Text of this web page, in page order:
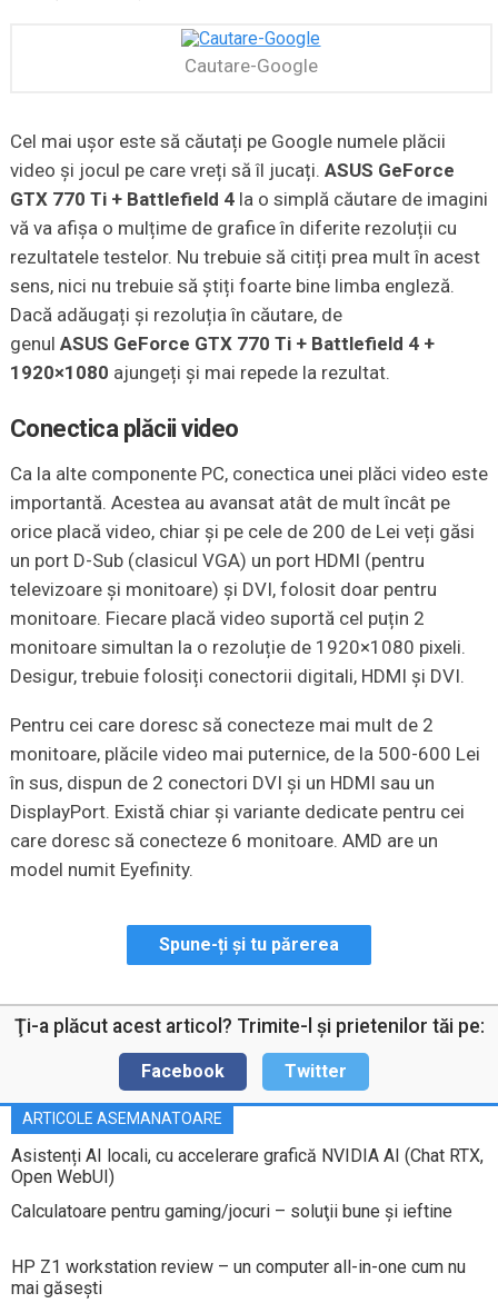
Cautare-Google
Cel mai ușor este să căutați pe Google numele plăcii
video și jocul pe care vreți să îl jucați. ASUS GeForce
GTX 770 Ti + Battlefield 4la o simplă căutare de imagini
vă va afișa o mulțime de grafice în diferite rezoluții cu
rezultatele testelor. Nu trebuie să citiți prea mult în acest
sens, nici nu trebuie să știți foarte bine limba engleză.
Dacă adăugați și rezoluția în căutare, de
genul ASUS GeForce GTX 770 Ti + Battlefield 4 +
1920×1080 ajungeți și mai repede la rezultat.
Conectica plăcii video
Ca la alte componente PC, conectica unei plăci video este
importantă. Acestea au avansat atât de mult încât pe
orice placă video, chiar și pe cele de 200 de Lei veți găsi
un port D-Sub (clasicul VGA) un port HDMI (pentru
televizoare și monitoare) și DVI, folosit doar pentru
monitoare. Fiecare placă video suportă cel puțin 2
monitoare simultan la o rezoluție de 1920×1080 pixeli.
Desigur, trebuie folosiți conectorii digitali, HDMI și DVI.
Pentru cei care doresc să conecteze mai mult de 2
monitoare, plăcile video mai puternice, de la 500-600 Lei
în sus, dispun de 2 conectori DVI și un HDMI sau un
DisplayPort. Există chiar și variante dedicate pentru cei
care doresc să conecteze 6 monitoare. AMD are un
model numit Eyefinity.
Spune-ți și tu părerea
Ţi-a plăcut acest articol? Trimite-l şi prietenilor tăi pe:
Facebook Twitter
ARTICOLE ASEMANATOARE
Asistenți AI locali, cu accelerare grafică NVIDIA AI (Chat RTX,
Open WebUI)
Calculatoare pentru gaming/jocuri – soluţii bune şi ieftine
HP Z1 workstation review – un computer all-in-one cum nu
mai găseşti